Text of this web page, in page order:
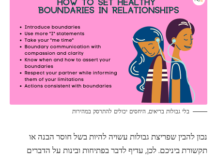
בלי גבולות בריאים, היחסים יכולים להתרסק במהירות
נכון להבין שפריצת גבולות עשויה להיות בשל חוסר הבנה או
תקשורת ביניכם. לכן, עדיף לדבר בפתיחות ובינות על הדברים